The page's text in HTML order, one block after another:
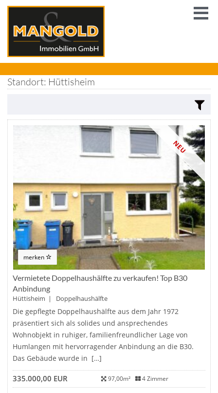
Standort: Hüttisheim
NEU
merken
Vermietete Doppelhaushälfte zu verkaufen! Top B30
Anbindung
Hüttisheim | Doppelhaushälfte
Die gepflegte Doppelhaushälfte aus dem Jahr 1972
präsentiert sich als solides und ansprechendes
Wohnobjekt in ruhiger, familienfreundlicher Lage von
Humlangen mit hervorragender Anbindung an die B30.
Das Gebäude wurde in […]
335.000,00 EUR 97,00m² 4 Zimmer